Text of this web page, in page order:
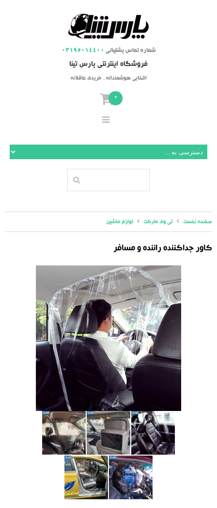
03195014400 شماره تماس پشتیبانی
فروشگاه اینترنتی پارس تینا
انتخابی هوشمندانه ، خریدی عاقلانه
0
صفحه نخست تی وی مارکت لوازم ماشین
کاور جداکننده راننده و مسافر